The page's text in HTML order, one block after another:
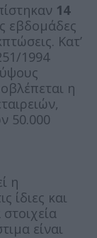
14
εβδομάδες
Κατ’
1994
η
50.000
η
ίδιες και
είναι